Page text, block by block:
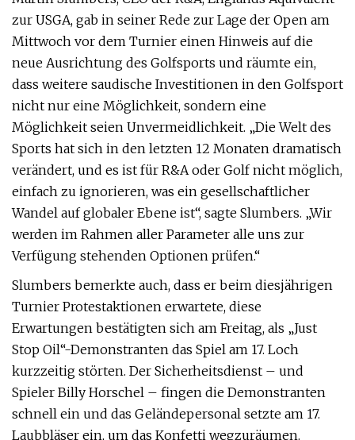
zur USGA, gab in seiner Rede zur Lage der Open am
Mittwoch vor dem Turnier einen Hinweis auf die
neue Ausrichtung des Golfsports und räumte ein,
dass weitere saudische Investitionen in den Golfsport
nicht nur eine Möglichkeit, sondern eine
Möglichkeit seien Unvermeidlichkeit. „Die Welt des
Sports hat sich in den letzten 12 Monaten dramatisch
verändert, und es ist für R&A oder Golf nicht möglich,
einfach zu ignorieren, was ein gesellschaftlicher
Wandel auf globaler Ebene ist“, sagte Slumbers. „Wir
werden im Rahmen aller Parameter alle uns zur
Verfügung stehenden Optionen prüfen.“
Slumbers bemerkte auch, dass er beim diesjährigen
Turnier Protestaktionen erwartete, diese
Erwartungen bestätigten sich am Freitag, als „Just
Stop Oil“-Demonstranten das Spiel am 17. Loch
kurzzeitig störten. Der Sicherheitsdienst – und
Spieler Billy Horschel – fingen die Demonstranten
schnell ein und das Geländepersonal setzte am 17.
Laubbläser ein, um das Konfetti wegzuräumen.